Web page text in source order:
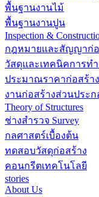
พื้นฐานงานไม้
พื้นฐานงานปูน
Inspection &
กฎหมายและสัญญาก่อ
วัสดุและเทคนิคการท
ประมาณราคาก่อสร้าง
งานก่อสร้างส่วนประ
Theory of Structures
ช่างสำรวจ Survey
กลศาสตร์เบื้องต้น
ทดสอบวัสดุก่อสร้าง
คอนกรีตเทคโนโลยี
stories
About Us